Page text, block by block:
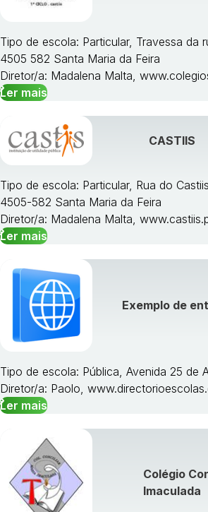
Tipo de escola: Particular, Travessa da
4505 582 Santa Maria da Feira
Diretor/a: Madalena Malta,
Ler mais
CASTIIS
Tipo de escola: Particular, Rua do
4505-582 Santa Maria da Feira
Diretor/a: Madalena Malta,
Ler mais
Exemplo de
Tipo de escola: Pública, Avenida 25 de
Diretor/a: Paolo,
Ler mais
Colégio
Imaculada